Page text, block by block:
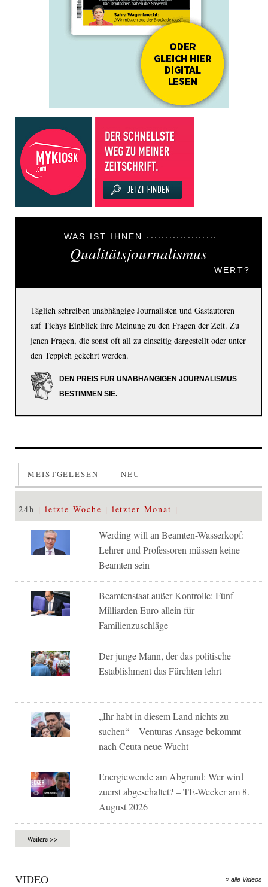
WAS IST IHNEN
Qualitätsjournalismus
WERT?
Täglich schreiben unabhängige Journalisten und Gastautoren
auf Tichys Einblick ihre Meinung zu den Fragen der Zeit. Zu
jenen Fragen, die sonst oft all zu einseitig dargestellt oder unter
den Teppich gekehrt werden.
DEN PREIS FÜR UNABHÄNGIGEN JOURNALISMUS
BESTIMMEN SIE.
MEISTGELESEN NEU
24h letzte Woche letzter Monat
Werding will an Beamten-Wasserkopf:
Lehrer und Professoren müssen keine
Beamten sein
Beamtenstaat außer Kontrolle: Fünf
Milliarden Euro allein für
Familienzuschläge
Der junge Mann, der das politische
Establishment das Fürchten lehrt
„Ihr habt in diesem Land nichts zu
suchen“ – Venturas Ansage bekommt
nach Ceuta neue Wucht
Energiewende am Abgrund: Wer wird
zuerst abgeschaltet? – TE-Wecker am 8.
August 2026
Weitere >>
VIDEO » alle Videos